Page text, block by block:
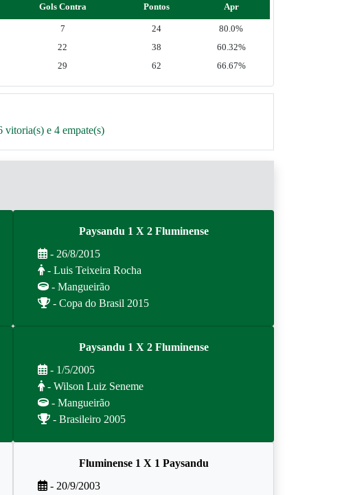
Gols Contra Pontos Apr
7 24
80.0%
22 38
60.32%
29 62 66.67%
vitoria(s) e 4 empate(s)
Paysandu 1 X 2 Fluminense
- 26/8/2015
- Luis Teixeira Rocha
- Mangueirão
- Copa do Brasil 2015
Paysandu 1 X 2 Fluminense
- 1/5/2005
- Wilson Luiz Seneme
- Mangueirão
- Brasileiro 2005
Fluminense 1 X 1 Paysandu
- 20/9/2003